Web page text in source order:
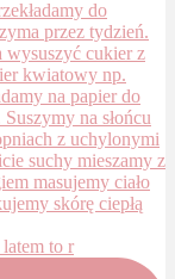
to r